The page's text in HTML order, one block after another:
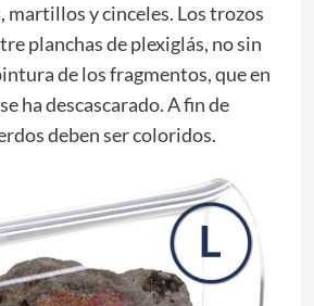
martillos y cinceles. Los trozos
planchas de plexiglás, no sin
de los fragmentos, que en
ha descascarado. A fin de
deben ser coloridos.